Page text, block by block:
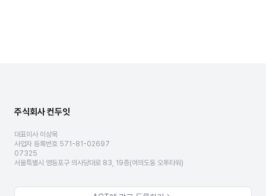
주식회사 컨두잇
대표이사 이상목
사업자 등록번호 571-81-02697
07325
서울특별시 영등포구 의사당대로 83, 19층(여의도동 오투타워)